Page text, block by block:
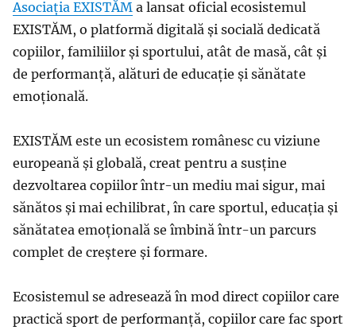
Asociația EXISTĂM a lansat oficial ecosistemul
EXISTĂM, o platformă digitală și socială dedicată
copiilor, familiilor și sportului, atât de masă, cât și
de performanță, alături de educație și sănătate
emoțională.
EXISTĂM este un ecosistem românesc cu viziune
europeană și globală, creat pentru a susține
dezvoltarea copiilor într-un mediu mai sigur, mai
sănătos și mai echilibrat, în care sportul, educația și
sănătatea emoțională se îmbină într-un parcurs
complet de creștere și formare.
Ecosistemul se adresează în mod direct copiilor care
practică sport de performanță, copiilor care fac sport